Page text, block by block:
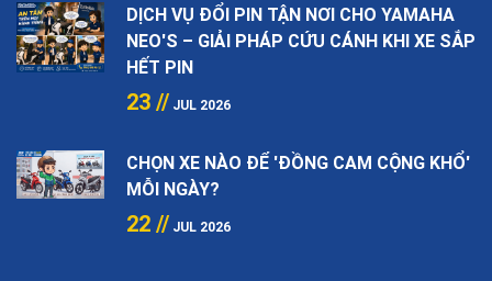
DỊCH VỤ ĐỔI PIN TẬN NƠI CHO YAMAHA
NEO'S – GIẢI PHÁP CỨU CÁNH KHI XE SẮP
HẾT PIN
23 // JUL 2026
CHỌN XE NÀO ĐỂ 'ĐỒNG CAM CỘNG KHỔ'
MỖI NGÀY?
22 // JUL 2026